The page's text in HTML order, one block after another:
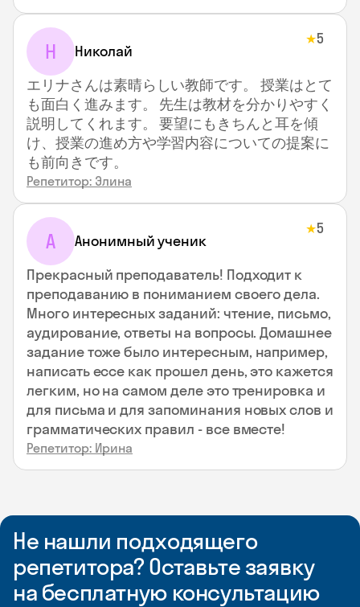
Н Николай
★5
エリナさんは素晴らしい教師です。 授業はとて
も面白く進みます。 先生は教材を分かりやすく
説明してくれます。 要望にもきちんと耳を傾
け、授業の進め方や学習内容についての提案に
も前向きです。
Репетитор: Элина
А Анонимный ученик
★5
Прекрасный преподаватель! Подходит к
преподаванию в пониманием своего дела.
Много интересных заданий: чтение, письмо,
аудирование, ответы на вопросы. Домашнее
задание тоже было интересным, например,
написать ессе как прошел день, это кажется
легким, но на самом деле это тренировка и
для письма и для запоминания новых слов и
грамматических правил - все вместе!
Репетитор: Ирина
Не нашли подходящего
репетитора? Оставьте заявку
на бесплатную консультацию